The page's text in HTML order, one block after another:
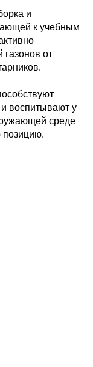
и
к учебным
газонов от
воспитывают у
среде
позицию.